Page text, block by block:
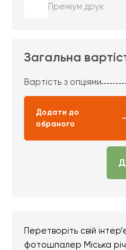
Преміум друк
Загальна
Вартість з опціями
Додати до
обраного
Перетворіть свій
фотошпалер Міська